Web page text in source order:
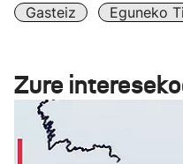
Gasteiz
Eguneko
Zure